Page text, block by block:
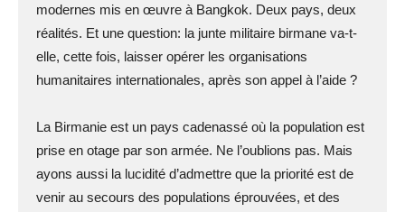
modernes mis en œuvre à Bangkok. Deux pays, deux
réalités. Et une question: la junte militaire birmane va-t-
elle, cette fois, laisser opérer les organisations
humanitaires internationales, après son appel à l’aide ?
La Birmanie est un pays cadenassé où la population est
prise en otage par son armée. Ne l’oublions pas. Mais
ayons aussi la lucidité d’admettre que la priorité est de
venir au secours des populations éprouvées, et des